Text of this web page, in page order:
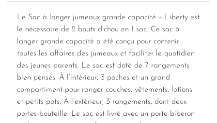
Le Sac à langer jumeaux grande capacité – Liberty est
le nécessaire de 2 bouts d’chou en 1 sac. Ce sac à
langer grande capacité a été conçu pour contenir
toutes les affaires des jumeaux et faciliter le quotidien
des jeunes parents. Le sac est doté de 7 rangements
bien pensés. À l’intérieur, 3 poches et un grand
compartiment pour ranger couches, vêtements, lotions
et petits pots. À l’extérieur, 3 rangements, dont deux
portes-bouteille. Le sac est livré avec un porte-biberon